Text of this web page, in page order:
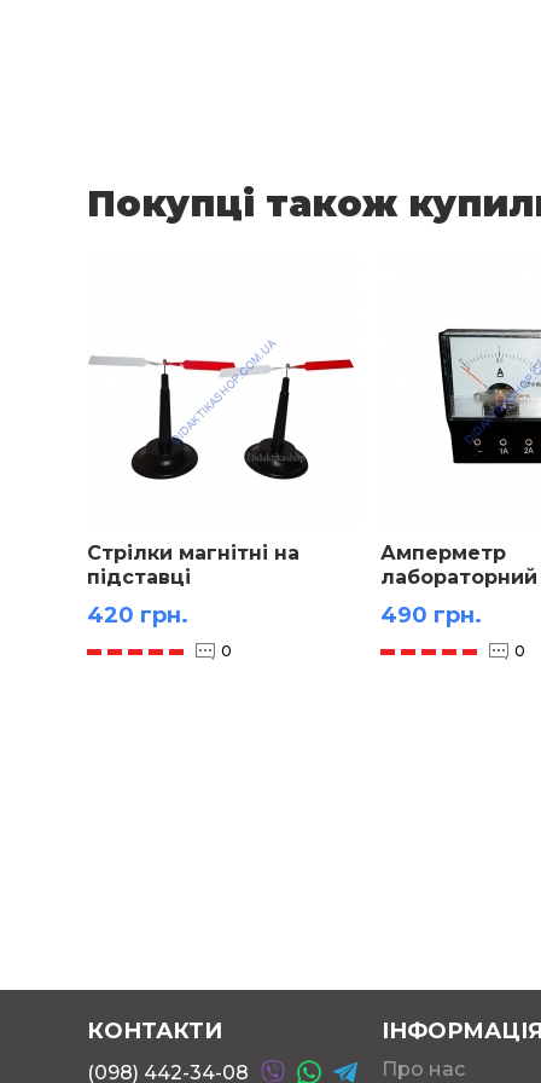
Покупці також
Стрілки магнітні на
підставці
демонстраційні пара
420 грн.
0
Амперметр
лабораторний
490 грн.
0
КОНТАКТИ
(098) 442-34-08
ІНФОРМАЦІЯ
Про нас